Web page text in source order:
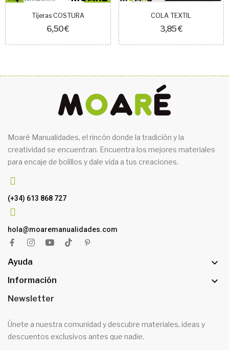
Tijeras COSTURA
6,50 €
COLA TEXTIL
3,85 €
Moaré Manualidades, el rincón donde la tradición y la
creatividad se encuentran. Encuentra los mejores materiales
para encaje de bolillos y dale vida a tus creaciones.
(+34) 613 868 727
hola@moaremanualidades.com
Ayuda 
Información 
Newsletter
Únete a nuestra comunidad y descubre materiales, ideas y
descuentos exclusivos antes que nadie.